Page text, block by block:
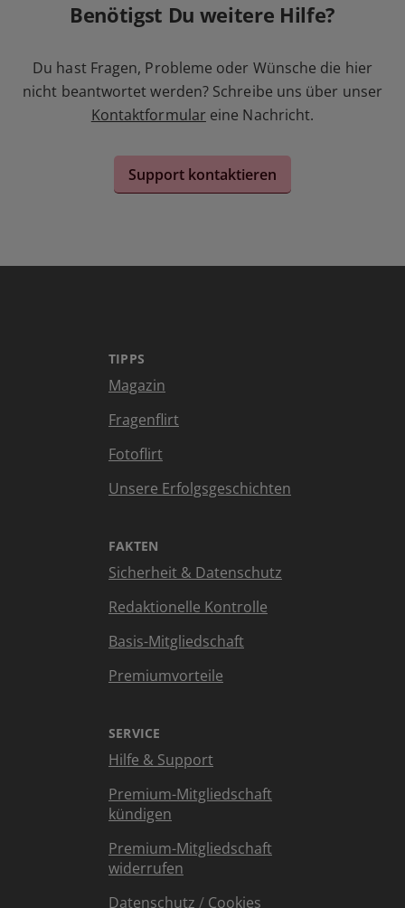
Benötigst Du weitere Hilfe?
Du hast Fragen, Probleme oder Wünsche die hier
nicht beantwortet werden? Schreibe uns über unser
Kontaktformular eine Nachricht.
Support kontaktieren
TIPPS
Magazin
Fragenflirt
Fotoflirt
Unsere Erfolgsgeschichten
FAKTEN
Sicherheit & Datenschutz
Redaktionelle Kontrolle
Basis-Mitgliedschaft
Premiumvorteile
SERVICE
Hilfe & Support
Premium-Mitgliedschaft
kündigen
Premium-Mitgliedschaft
widerrufen
Datenschutz / Cookies